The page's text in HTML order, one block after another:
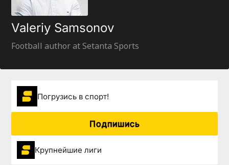
Valeriy Samsonov
Football author at Setanta Sports
Погрузиcь в спорт!
Подпишись
Крупнейшие лиги